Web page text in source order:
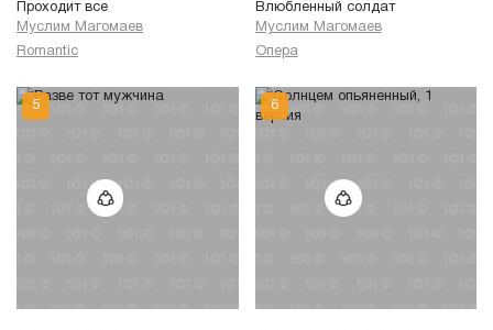
Проходит все
Муслим Магомаев
Romantic
Влюбленный солдат
Муслим Магомаев
Опера